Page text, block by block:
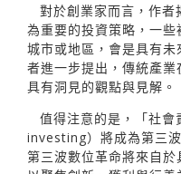
對於創業家而言，作者
為重要的投資策略，一
城市或地區，會是具有
者進一步提出，傳統產
具有洞見的觀點與見解。
值得注意的是，「社
investing）將成為第三
第三波數位革命將來自